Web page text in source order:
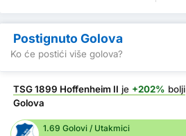
Postignuto Golova
Ko će postići više golova?
TSG 1899 Hoffenheim II je +202% bolji
Golova
1.69 Golovi / Utakmici